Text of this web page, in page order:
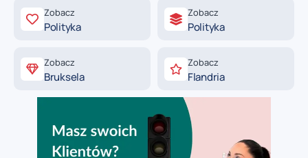
Zobacz
Polityka
Zobacz
Polityka
Zobacz
Bruksela
Zobacz
Flandria